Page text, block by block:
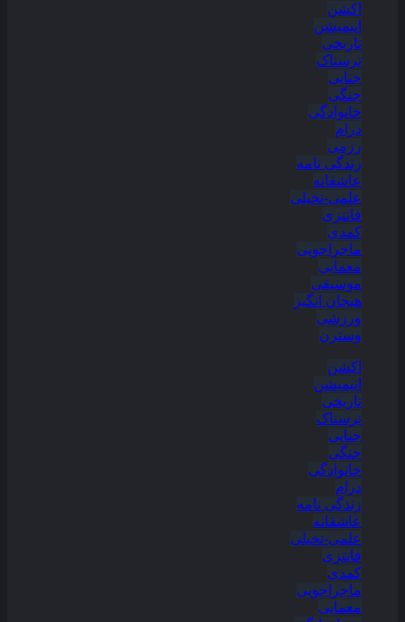
اکشن
انیمیشن
تاریخی
ترسناک
جنایی
جنگی
خانوادگی
درام
رزمی
زندگی نامه
عاشقانه
علمی-تخیلی
فانتزی
کمدی
ماجراجویی
معمایی
موسیقی
هیجان انگیز
ورزشی
وسترن
اکشن
انیمیشن
تاریخی
ترسناک
جنایی
جنگی
خانوادگی
درام
زندگی نامه
عاشقانه
علمی-تخیلی
فانتزی
کمدی
ماجراجویی
معمایی